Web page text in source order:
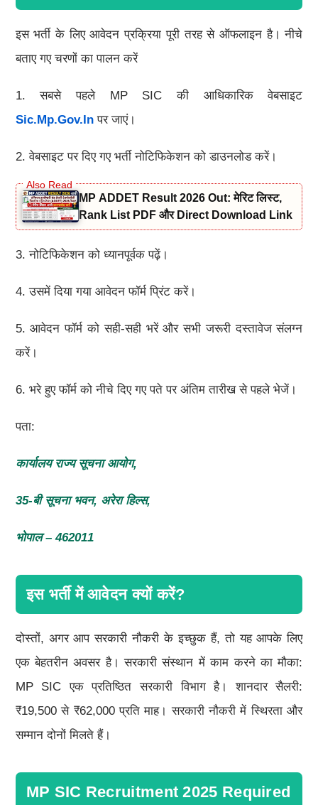
इस भर्ती के लिए आवेदन प्रक्रिया पूरी तरह से ऑफलाइन है। नीचे
बताए गए चरणों का पालन करें
1. सबसे पहले MP SIC की आधिकारिक वेबसाइट
Sic.mp.gov.inपर जाएं।
2. वेबसाइट पर दिए गए भर्ती नोटिफिकेशन को डाउनलोड करें।
MP ADDET Result 2026 Out: मेरिट लिस्ट,
Rank List PDF और Direct Download Link
3. नोटिफिकेशन को ध्यानपूर्वक पढ़ें।
4. उसमें दिया गया आवेदन फॉर्म प्रिंट करें।
5. आवेदन फॉर्म को सही-सही भरें और सभी जरूरी दस्तावेज संलग्न
करें।
6. भरे हुए फॉर्म को नीचे दिए गए पते पर अंतिम तारीख से पहले भेजें।
पता:
कार्यालय राज्य सूचना आयोग,
35-बी सूचना भवन, अरेरा हिल्स,
भोपाल – 462011
इस भर्ती में आवेदन क्यों करें?
दोस्तों, अगर आप सरकारी नौकरी के इच्छुक हैं, तो यह आपके लिए
एक बेहतरीन अवसर है। सरकारी संस्थान में काम करने का मौका:
MP SIC एक प्रतिष्ठित सरकारी विभाग है। शानदार सैलरी:
₹19,500 से ₹62,000 प्रति माह। सरकारी नौकरी में स्थिरता और
सम्मान दोनों मिलते हैं।
MP SIC Recruitment 2025 Required